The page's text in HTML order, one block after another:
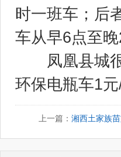
时一班车；后
车从早6点至晚
凤凰县城很
环保电瓶车1元/
上一篇：湘西土家族